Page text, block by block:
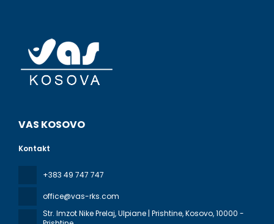
VAS KOSOVO
Kontakt
+383 49 747 747
office@vas-rks.com
Str. Imzot Nike Prelaj, Ulpiane | Prishtine, Kosovo, 10000 -